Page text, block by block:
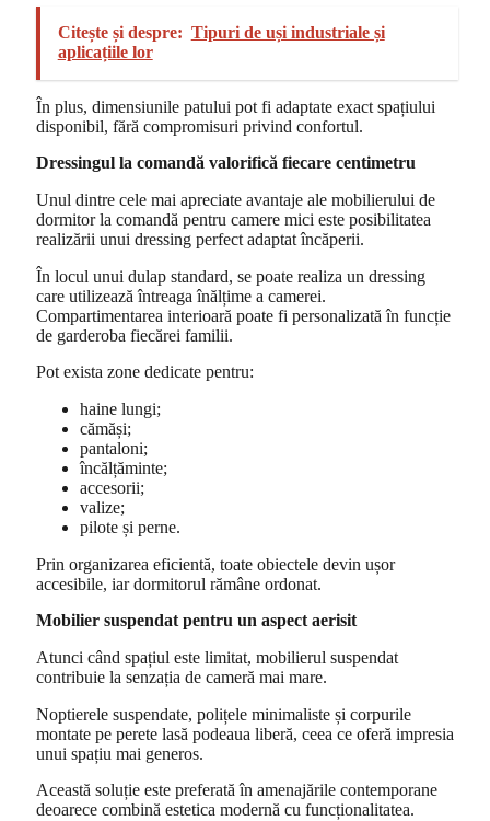
Citește și despre: Tipuri de uși industriale și
aplicațiile lor
În plus, dimensiunile patului pot fi adaptate exact spațiului
disponibil, fără compromisuri privind confortul.
Dressingul la comandă valorifică fiecare centimetru
Unul dintre cele mai apreciate avantaje ale mobilierului de
dormitor la comandă pentru camere mici este posibilitatea
realizării unui dressing perfect adaptat încăperii.
În locul unui dulap standard, se poate realiza un dressing
care utilizează întreaga înălțime a camerei.
Compartimentarea interioară poate fi personalizată în funcție
de garderoba fiecărei familii.
Pot exista zone dedicate pentru:
haine lungi;
cămăși;
pantaloni;
încălțăminte;
accesorii;
valize;
pilote și perne.
Prin organizarea eficientă, toate obiectele devin ușor
accesibile, iar dormitorul rămâne ordonat.
Mobilier suspendat pentru un aspect aerisit
Atunci când spațiul este limitat, mobilierul suspendat
contribuie la senzația de cameră mai mare.
Noptierele suspendate, polițele minimaliste și corpurile
montate pe perete lasă podeaua liberă, ceea ce oferă impresia
unui spațiu mai generos.
Această soluție este preferată în amenajările contemporane
deoarece combină estetica modernă cu funcționalitatea.